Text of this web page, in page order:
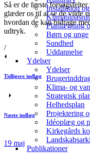
Installation
Planlægning
Børn og unge
Sundhed
Uddannelse
Ydelser
Ydelser
Klima- og
Strategisk
Helhedsplan
Projektering
Idéoplæg og
Kirkegårds
Publikationer
Så er de første
glæder os til at se de vilde
hvordan de kan bidrage
udtryk.
/
Tidligere indlæg
Næste indlæg
19 maj